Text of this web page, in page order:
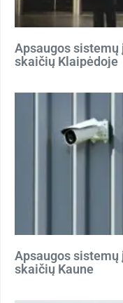
Apsaugos
skaičių Klaipėdoje
Apsaugos
skaičių Kaune